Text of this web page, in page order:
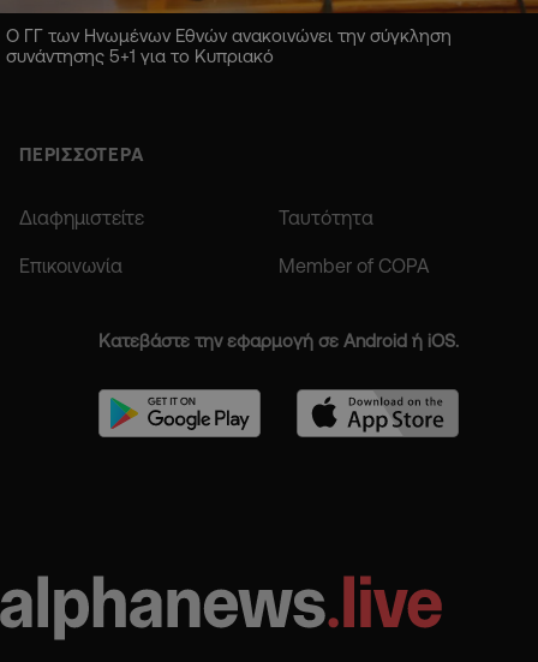
Ο ΓΓ των Ηνωμένων Εθνών ανακοινώνει την σύγκληση
συνάντησης 5+1 για το Κυπριακό
ΠΕΡΙΣΣΟΤΕΡΑ
Διαφημιστείτε Ταυτότητα
Επικοινωνία Member of COPA
Κατεβάστε την εφαρμογή σε Android ή iOS.